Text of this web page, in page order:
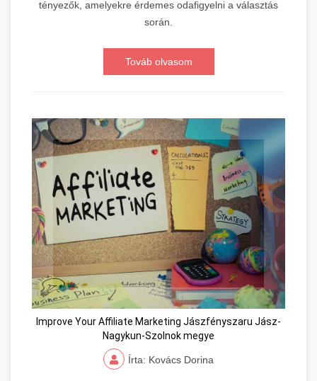
tényezők, amelyekre érdemes odafigyelni a választás
során.
Továb olvasom
Improve Your Affiliate Marketing Jászfényszaru Jász-
Nagykun-Szolnok megye
Írta: Kovács Dorina